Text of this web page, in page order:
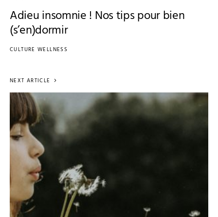
Adieu insomnie ! Nos tips pour bien
(s’en)dormir
CULTURE WELLNESS
NEXT ARTICLE